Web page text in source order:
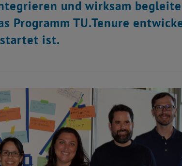
und wirksam
Programm TU.Tenure
ist.